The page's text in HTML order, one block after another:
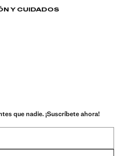
Y CUIDADOS
que nadie. ¡Suscríbete ahora!